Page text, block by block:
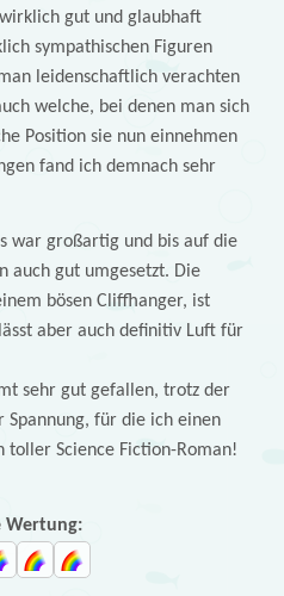
gut und glaubhaft
sympathischen Figuren
leidenschaftlich verachten
welche, bei denen man sich
Position sie nun einnehmen
fand ich demnach sehr
war großartig und bis auf die
auch gut umgesetzt. Die
bösen Cliffhanger, ist
aber auch definitiv Luft für
sehr gut gefallen, trotz der
Spannung, für die ich einen
toller Science Fiction-Roman!
Wertung: